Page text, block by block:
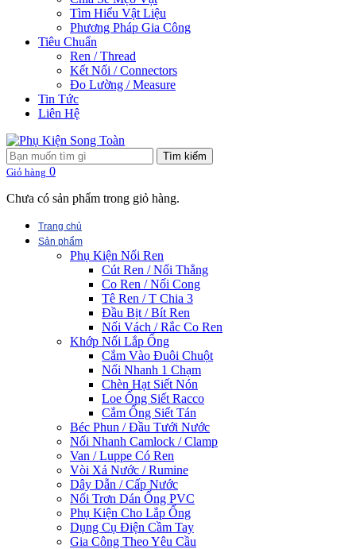
Tìm Hiểu Vật Liệu
Phương Pháp Gia Công
Tiêu Chuẩn
Ren / Thread
Kết Nối / Connectors
Đo Lường / Measure
Tin Tức
Liên Hệ
Tìm kiếm
Giỏ hàng 0
Chưa có sản phẩm trong giỏ hàng.
Trang chủ
Sản phẩm
Phụ Kiện Nối Ren
Cút Ren / Nối Thẳng
Co Ren / Nối Cong
Tê Ren / T Chia 3
Đầu Bịt / Bít Ren
Nối Vách / Rắc Co Ren
Khớp Nối Lắp Ống
Cắm Vào Đuôi Chuột
Nối Nhanh 1 Chạm
Chèn Hạt Siết Nón
Loe Ống Siết Racco
Cắm Ống Siết Tán
Béc Phun / Đầu Tưới Nước
Nối Nhanh Camlock / Clamp
Van / Luppe Có Ren
Vòi Xả Nước / Rumine
Dây Dẫn / Cấp Nước
Nối Trơn Dán Ống PVC
Phụ Kiện Cho Lắp Ống
Dụng Cụ Điện Cầm Tay
Gia Công Theo Yêu Cầu